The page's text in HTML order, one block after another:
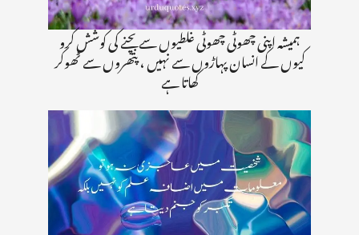
ہمیشہ اپنی چھوٹی چھوٹی غلطیوں سے بچنے کی کوشش کرو
کیوں کے انسان پہاڑوں سے نہیں ، پتھروں سے ٹھوکر
کھاتا ہے